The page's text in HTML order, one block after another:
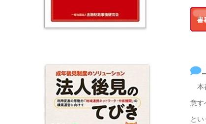
本
意す
とい